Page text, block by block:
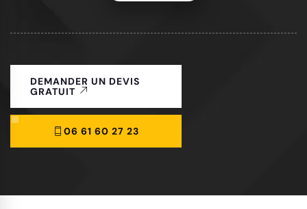
DEMANDER UN DEVIS
GRATUIT
06 61 60 27 23